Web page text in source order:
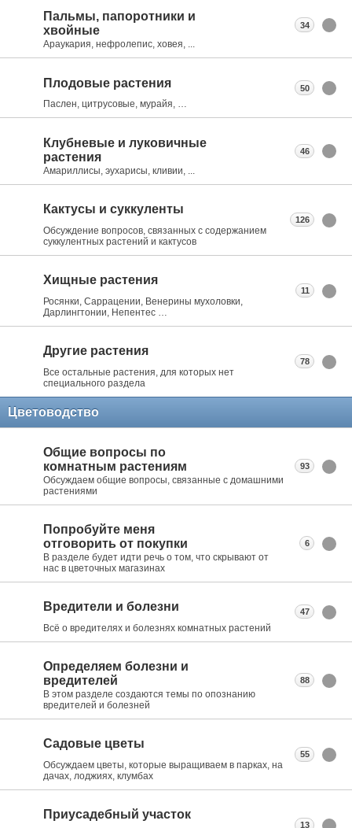
Пальмы, папоротники и
хвойные
Араукария, нефролепис, ховея, ...
34
Плодовые растения
Паслен, цитрусовые, мурайя, …
50
Клубневые и луковичные
растения
Амариллисы, эухарисы, кливии, ...
46
Кактусы и суккуленты
Обсуждение вопросов, связанных с содержанием
суккулентных растений и кактусов
126
Хищные растения
Росянки, Саррацении, Венерины мухоловки,
Дарлингтонии, Непентес …
11
Другие растения
Все остальные растения, для которых нет
специального раздела
78
Цветоводство
Общие вопросы по
комнатным растениям
Обсуждаем общие вопросы, связанные с домашними
растениями
93
Попробуйте меня
отговорить от покупки
В разделе будет идти речь о том, что скрывают от
нас в цветочных магазинах
6
Вредители и болезни
Всё о вредителях и болезнях комнатных растений
47
Определяем болезни и
вредителей
В этом разделе создаются темы по опознанию
вредителей и болезней
88
Садовые цветы
Обсуждаем цветы, которые выращиваем в парках, на
дачах, лоджиях, клумбах
55
Приусадебный участок
13